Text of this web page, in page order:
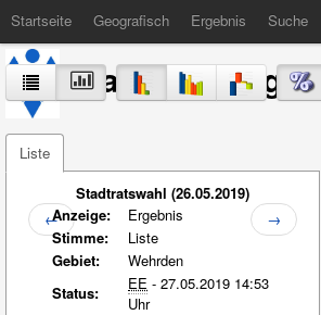
Startseite Geografisch Ergebnis Suche
Stadt Völklingen
Liste
Stadtratswahl (26.05.2019)
←Anzeige:
Ergebnis
Stimme:
Liste
Gebiet:
Wehrden
Status:
EE - 27.05.2019 14:53
Uhr
→